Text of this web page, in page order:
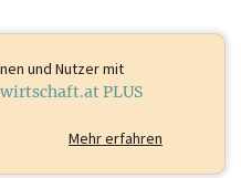
und Nutzer mit
wirtschaft.at PLUS
Mehr erfahren